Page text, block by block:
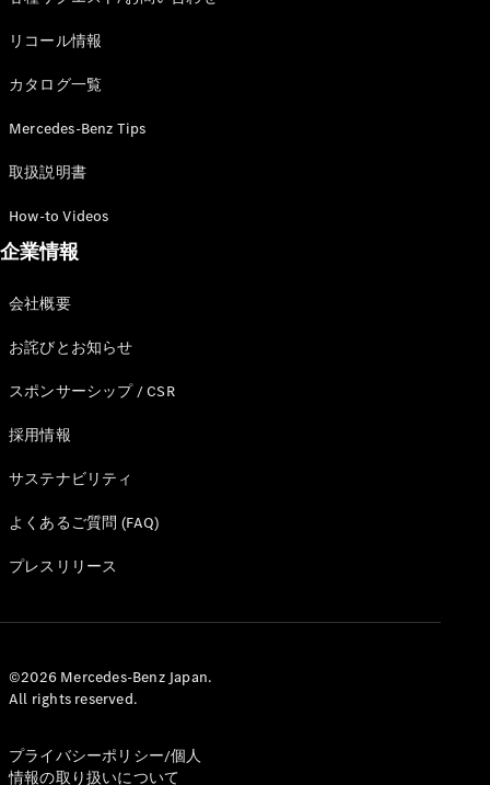
リコール情報
カタログ一覧
Mercedes-Benz Tips
取扱説明書
How-to Videos
企業情報
会社概要
お詫びとお知らせ
スポンサーシップ / CSR
採用情報
サステナビリティ
よくあるご質問 (FAQ)
プレスリリース
©2026 Mercedes-Benz Japan.
All rights reserved.
プライバシーポリシー/個人
情報の取り扱いについて